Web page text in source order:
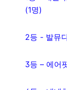
(1명)
2등 - 발뮤
3등 – 에어